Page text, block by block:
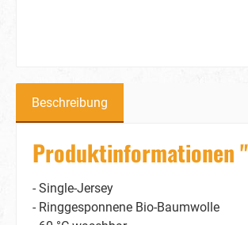
Beschreibung
Produktinformationen
- Single-Jersey
- Ringgesponnene Bio-Baumwolle